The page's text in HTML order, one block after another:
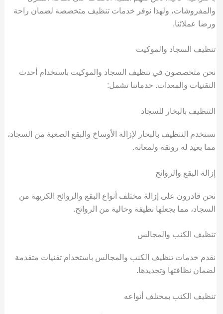
والمفروشات، ولهذا نوفر خدمات تنظيف متخصصة لضمان راحة
ورضا عملائنا.
تنظيف السجاد والموكيت
نحن متخصصون في تنظيف السجاد والموكيت باستخدام أحدث
التقنيات والمعدات. خدماتنا تشمل:
التنظيف بالبخار للسجاد
نستخدم التنظيف بالبخار لإزالة الأوساخ والبقع الصعبة من السجاد،
مما يعيد له رونقه ولمعانه.
إزالة البقع والروائح
نحن قادرون على إزالة مختلف أنواع البقع والروائح الكريهة من
السجاد، مما يجعلها نظيفة وخالية من الروائح.
تنظيف الكنب والمجالس
نقدم خدمات تنظيف الكنب والمجالس باستخدام تقنيات متقدمة
لضمان نظافتها وتجديدها.
تنظيف الكنب بمختلف أنواعه